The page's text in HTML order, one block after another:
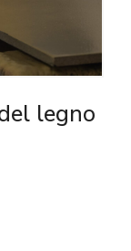
legno